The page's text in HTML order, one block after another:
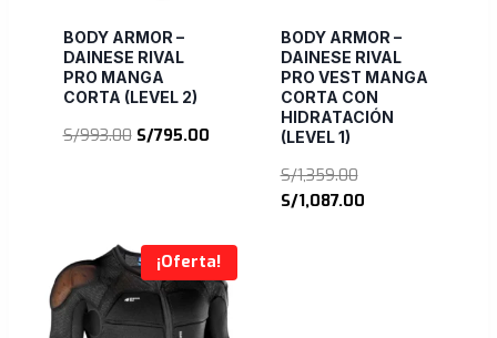
BODY ARMOR –
DAINESE RIVAL
PRO MANGA
CORTA (LEVEL 2)
S/993.00 El
S/795.00El
BODY ARMOR –
DAINESE RIVAL
PRO VEST MANGA
CORTA CON
HIDRATACIÓN
(LEVEL 1)
S/1,359.00El
precio
S/1,087.00El
¡Oferta!